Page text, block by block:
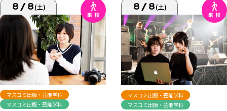
8/8(土)
マスコミ出版・芸能学科
マスコミ出版・芸能学科
8/8(土)
マスコミ出版・芸能学科
マスコミ出版・芸能学科